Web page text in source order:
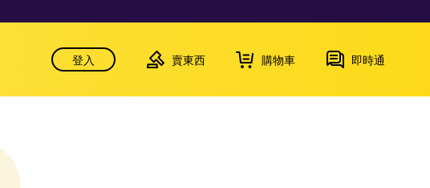
登入 賣東西 購物車 即時通